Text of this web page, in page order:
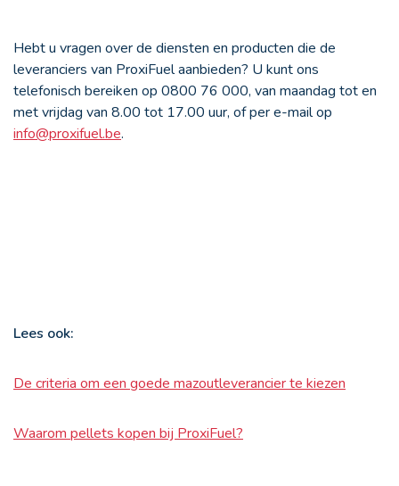
Hebt u vragen over de diensten en producten die de
leveranciers van ProxiFuel aanbieden? U kunt ons
telefonisch bereiken op 0800 76 000, van maandag tot en
met vrijdag van 8.00 tot 17.00 uur, of per e-mail op
info@proxifuel.be.
Lees ook:
De criteria om een goede mazoutleverancier te kiezen
Waarom pellets kopen bij ProxiFuel?